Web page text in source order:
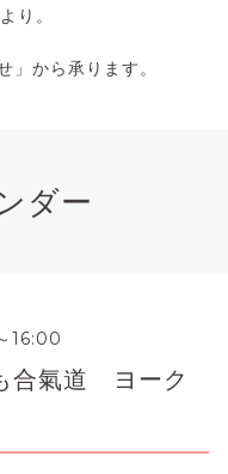
り。
」から承ります。
ダー
16:00
合氣道 ヨーク